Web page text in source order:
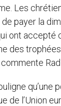
Les
payer la
ont accepté
des
qu’une
de l’Union